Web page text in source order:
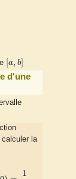
[a, b]
[ b]
d'une
la
1